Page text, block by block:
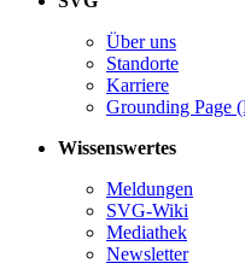
Über uns
Standorte
Karriere
Grounding Page
Wissenswertes
Meldungen
SVG-Wiki
Mediathek
Newsletter